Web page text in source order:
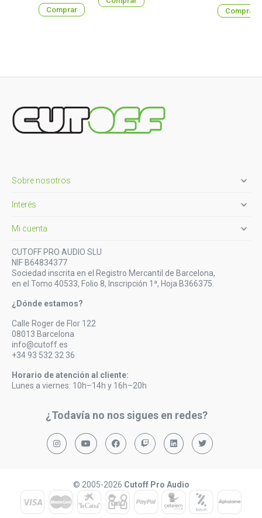
Comprar Comprar
Sobre nosotros 
Interés 
Mi cuenta 
CUTOFF PRO AUDIO SLU
NIF B64834377
Sociedad inscrita en el Registro Mercantil de Barcelona,
en el Tomo 40533, Folio 8, Inscripción 1ª, Hoja B366375.
¿Dónde estamos?
Calle Roger de Flor 122
08013 Barcelona
info@cutoff.es
+34 93 532 32 36
Horario de atención al cliente:
Lunes a viernes: 10h–14h y 16h–20h
¿Todavía no nos sigues en redes?
© 2005-2026 Cutoff Pro Audio